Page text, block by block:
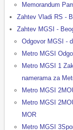
Memorandum
Zahtev Vladi RS -
Zahtev MGSI -
Odgovor MGSI -
Metro MGSI
Metro MGSI 1
namerama za
Metro MGSI
Metro MGSI
MOR
Metro MGSI